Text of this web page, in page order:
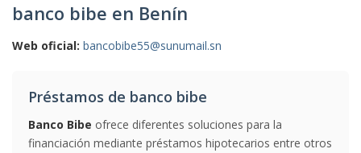
banco bibe en Benín
Web oficial: bancobibe55@sunumail.sn
Préstamos de banco bibe
Banco Bibe ofrece diferentes soluciones para la
financiación mediante préstamos hipotecarios entre otros